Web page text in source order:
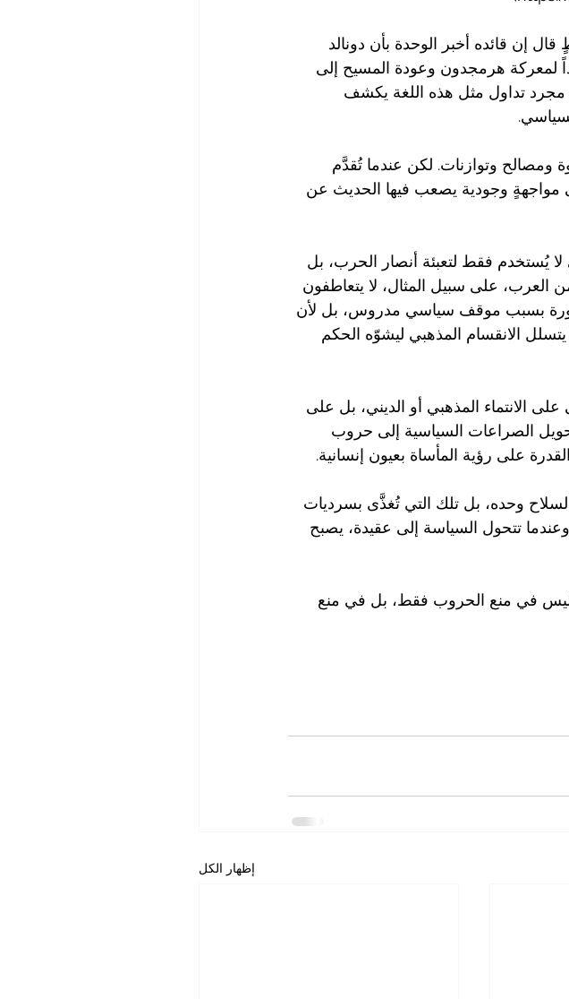
إن قائده أخبر الوحدة بأن دونالد
لمعركة هرمجدون وعودة المسيح إلى
مجرد تداول مثل هذه اللغة يكشف
وتوازنات. لكن عندما تُقدَّم
مواجهةٍ وجودية يصعب فيها الحديث عن
لا يُستخدم فقط لتعبئة أنصار الحرب، بل
العرب، على سبيل المثال، لا يتعاطفون
بسبب موقف سياسي مدروس، بل لأن
الانقسام المذهبي ليشوّه الحكم
على الانتماء المذهبي أو الديني، بل على
الصراعات السياسية إلى حروب
على رؤية المأساة بعيون إنسانية.
وحده، بل تلك التي تُغذَّى بسرديات
تتحول السياسة إلى عقيدة، يصبح
ليس في منع الحروب فقط، بل في منع
إظهار الكل